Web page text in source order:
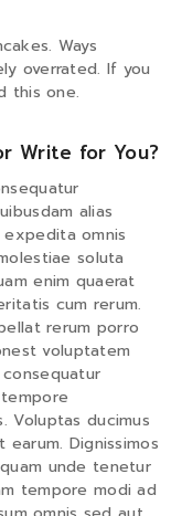
Ways
overrated. If you
this one.
Write for You?
alias
omnis
soluta
enim quaerat
cum rerum.
rerum porro
voluptatem
Voluptas ducimus
Dignissimos
unde tenetur
tempore modi ad